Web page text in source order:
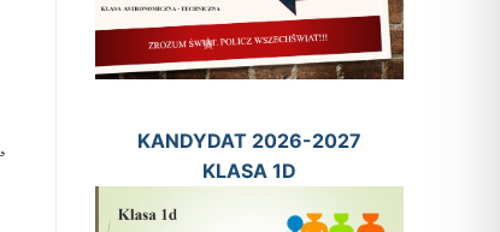
KANDYDAT 2026-2027
KLASA 1D